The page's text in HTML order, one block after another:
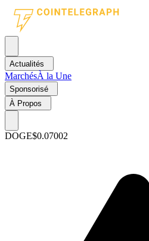
Actualités
MarchésÀ la Une
Sponsorisé
À Propos
DOGE$0.07002